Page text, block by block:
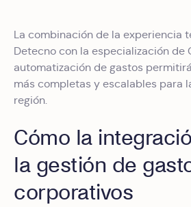
La combinación de la experiencia
Detecno con la especialización de
automatización de gastos
más completas y escalables para
región.
Cómo la
la gestión de
corporativos